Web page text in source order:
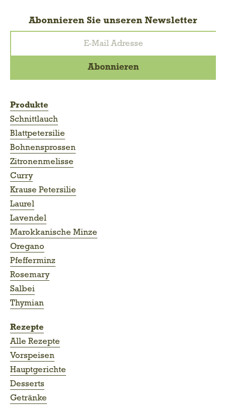
Abonnieren Sie unseren Newsletter
Produkte
Schnittlauch
Blattpetersilie
Bohnensprossen
Zitronenmelisse
Curry
Krause Petersilie
Laurel
Lavendel
Marokkanische Minze
Oregano
Pfefferminz
Rosemary
Salbei
Thymian
Rezepte
Alle Rezepte
Vorspeisen
Hauptgerichte
Desserts
Getränke